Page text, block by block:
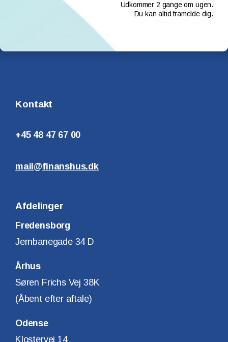
Udkommer 2 gange om ugen.
Du kan altid framelde dig.
Kontakt
+45 48 47 67 00
mail@finanshus.dk
Afdelinger
Fredensborg
Jernbanegade 34 D
Århus
Søren Frichs Vej 38K
(Åbent efter aftale)
Odense
Klostervej 14